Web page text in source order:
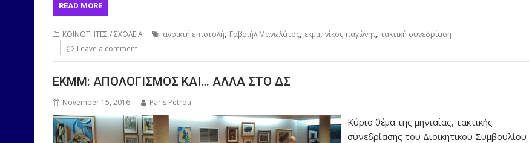
READ MORE
ΚΟΙΝΟΤΗΤΕΣ / ΣΧΟΛΕΙΑ ανοικτή επιστολή, Γαβριήλ Μανωλάτος, εκμμ, νίκος παγώνης, τακτική συνεδρίαση
Leave a comment
ΕΚΜΜ: ΑΠΟΛΟΓΙΣΜΟΣ ΚΑΙ… ΑΛΛΑ ΣΤΟ ΔΣ
November 15, 2016 Paris Petrou
Κύριο θέμα της μηνιαίας, τακτικής
συνεδρίασης του Διοικητικού Συμβουλίου